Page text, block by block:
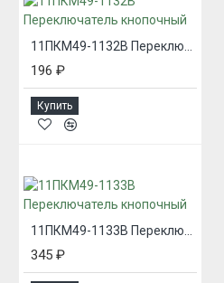
196 ₽
Купить
11ПКМ49-1133В Переключатель кнопочный
345 ₽